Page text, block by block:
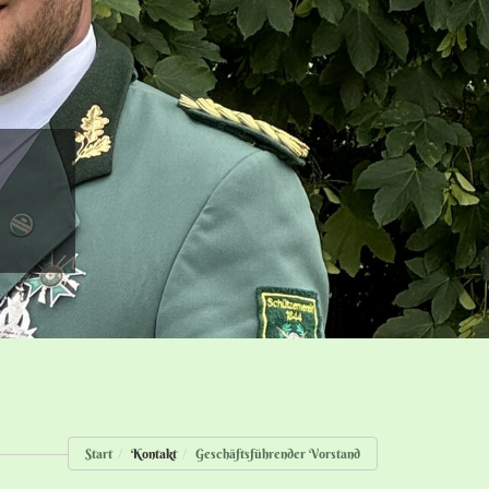
Start Kontakt Geschäftsführender Vorstand